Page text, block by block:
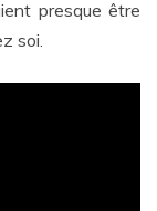
presque être
soi.